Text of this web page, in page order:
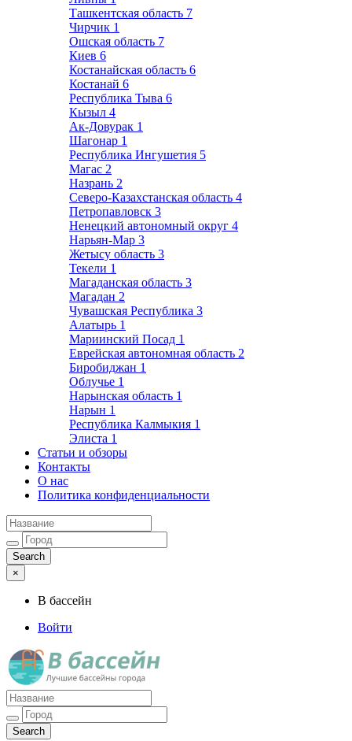
Ташкентская область 7
Чирчик 1
Ошская область 7
Киев 6
Костанайская область 6
Костанай 6
Республика Тыва 6
Кызыл 4
Ак-Довурак 1
Шагонар 1
Республика Ингушетия 5
Магас 2
Назрань 2
Северо-Казахстанская область 4
Петропавловск 3
Ненецкий автономный округ 4
Нарьян-Мар 3
Жетысу область 3
Текели 1
Магаданская область 3
Магадан 2
Чувашская Республика 3
Алатырь 1
Мариинский Посад 1
Еврейская автономная область 2
Биробиджан 1
Облучье 1
Нарынская область 1
Нарын 1
Республика Калмыкия 1
Элиста 1
Статьи и обзоры
Контакты
О нас
Политика конфиденциальности
×
В бассейн
Войти
Лучшие бассейны города